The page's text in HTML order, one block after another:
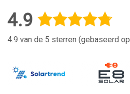
4.9
4.9 van de 5 sterren (gebaseerd op